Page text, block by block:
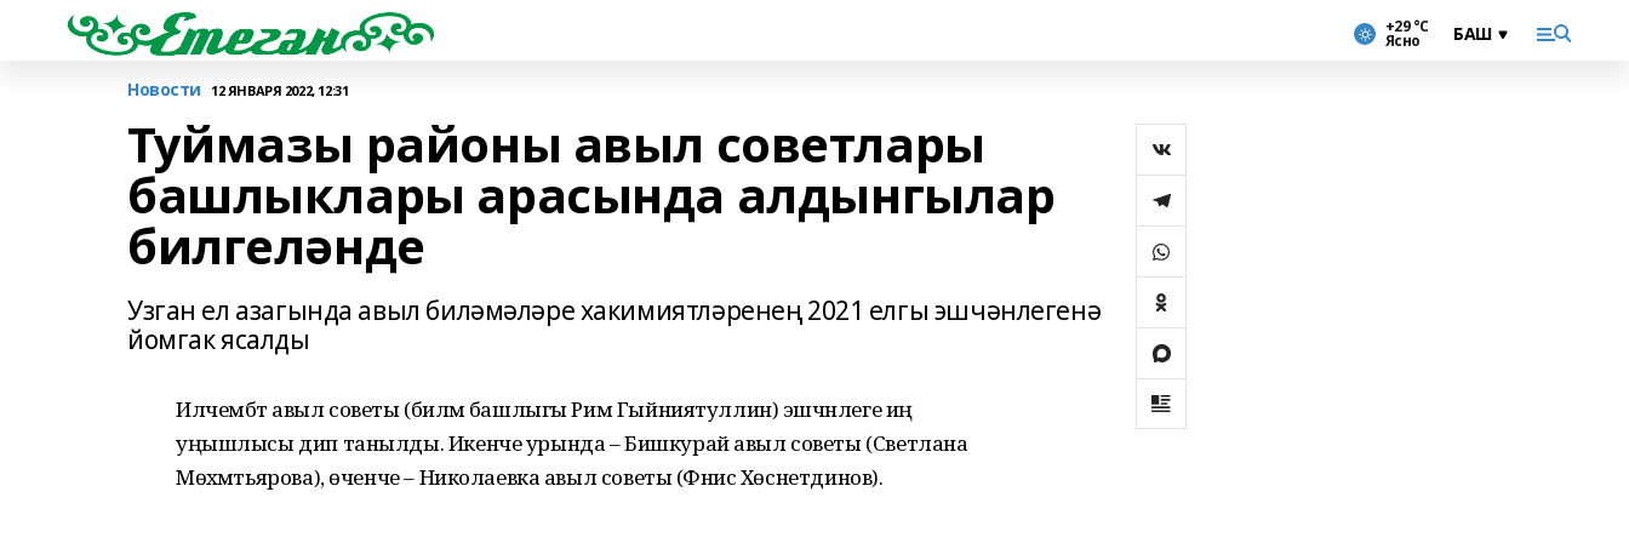
+29 °С
Ясно
Новости 12 ЯНВАРЯ 2022, 12:31
Туймазы районы авыл советлары
башлыклары арасында алдынгылар
билгеләнде
Узган ел азагында авыл биләмәләре хакимиятләренең 2021 елгы эшчәнлегенә
йомгак ясалды
Илчембәт авыл советы (биләмә башлыгы Рим Гыйниятуллин) эшчәнлеге иң
уңышлысы дип танылды. Икенче урында – Бишкурай авыл советы (Светлана
Мөхәмәтьярова), өченче – Николаевка авыл советы (Фәнис Хөснетдинов).